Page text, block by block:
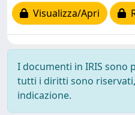
Visualizza/Apri
I documenti in IRIS sono
tutti i diritti sono
indicazione.